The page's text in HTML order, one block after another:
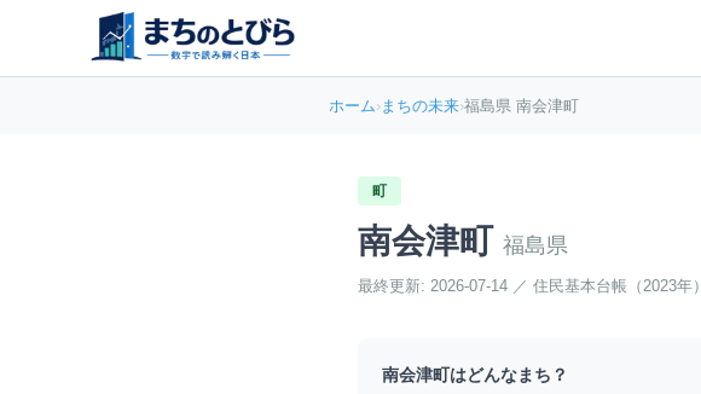
ホーム›まちの未来›福島県 南会津町
町
南会津町 福島県
最終更新: 2026-07-14 ／ 住民基本台帳（2023年）
南会津町はどんなまち？